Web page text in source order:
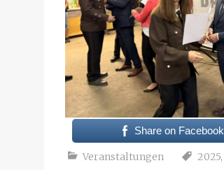
Share on Facebook
Veranstaltungen 2025,